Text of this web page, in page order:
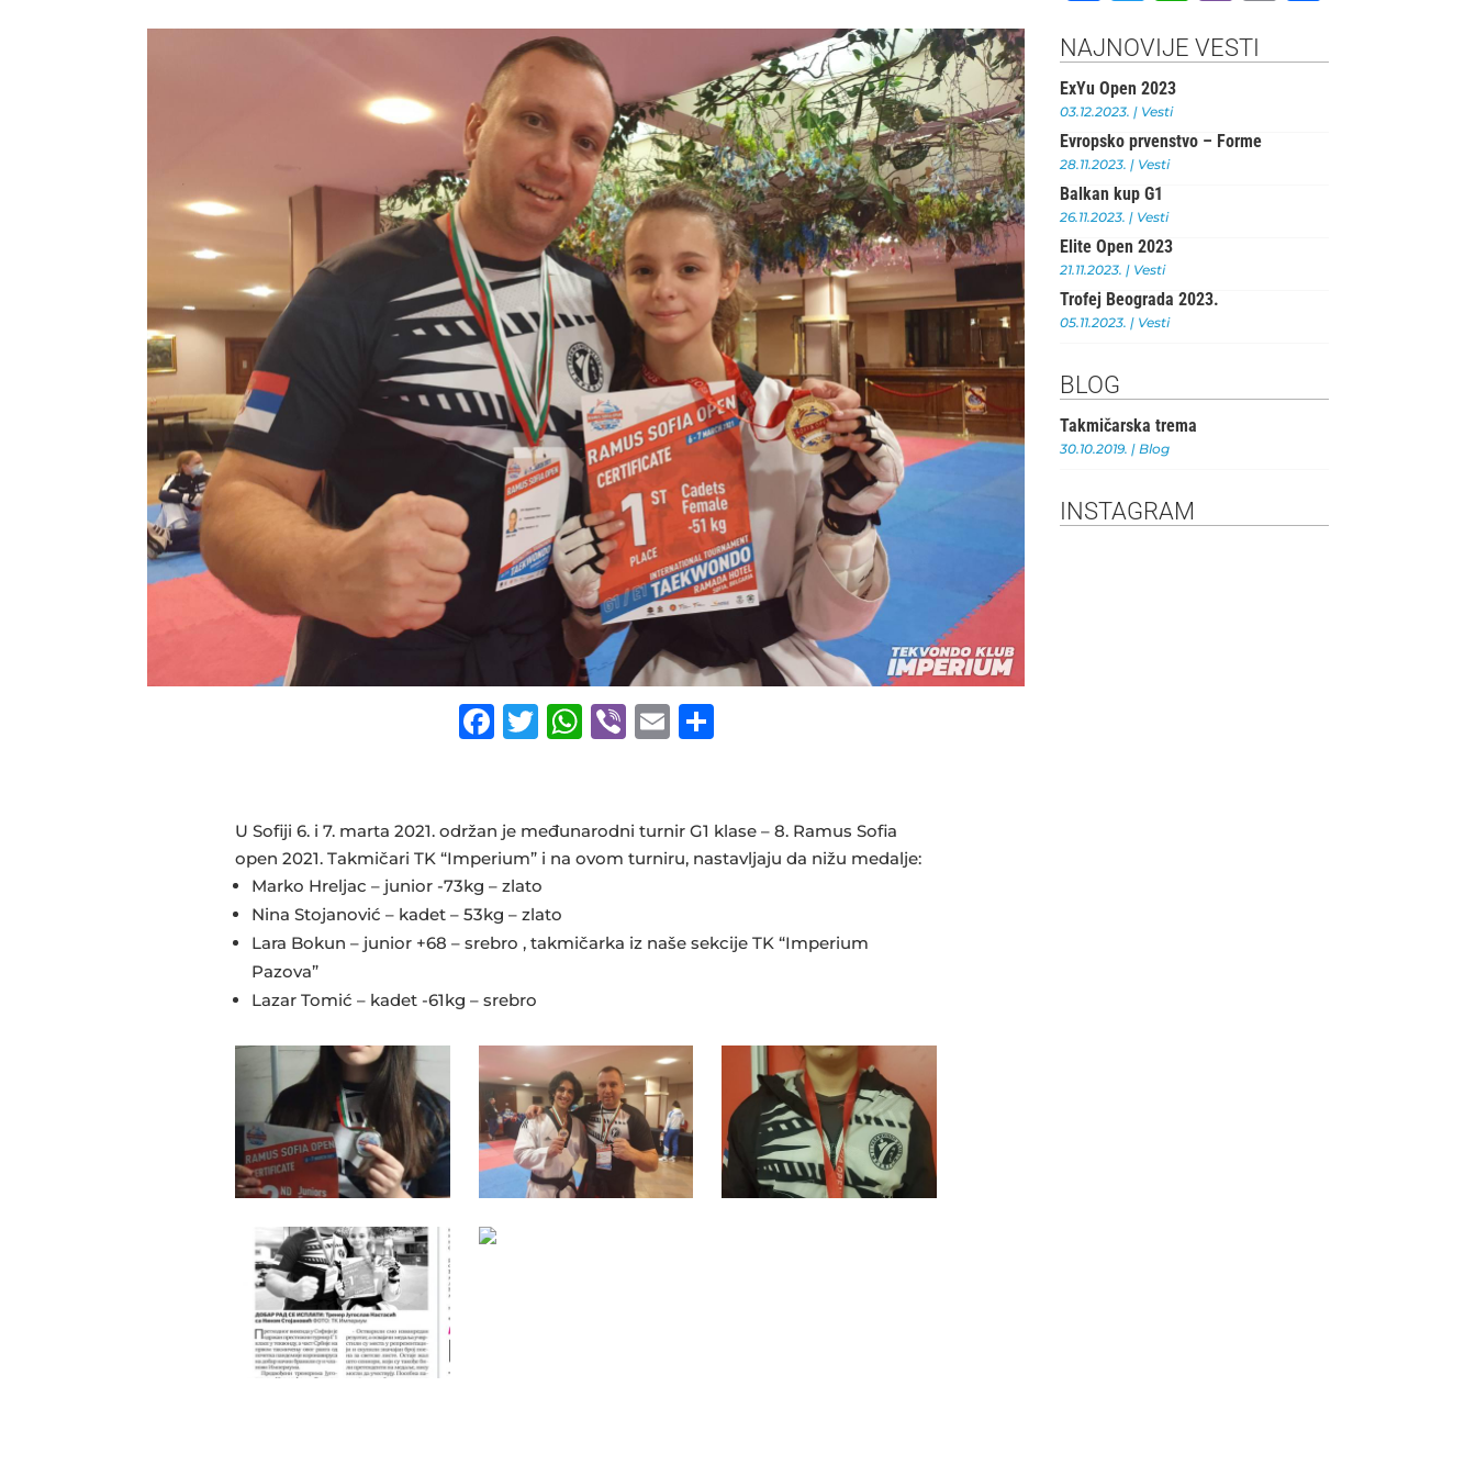
F
e
b
o
o
T
te
r
W
s
A
p
Vi
r
E
l
e
U Sofiji 6. i 7. marta 2021. održan je međunarodni turnir G1 klase – 8. Ramus Sofia
open 2021. Takmičari TK “Imperium” i na ovom turniru, nastavljaju da nižu medalje:
Marko Hreljac – junior -73kg – zlato
Nina Stojanović – kadet – 53kg – zlato
Lara Bokun – junior +68 – srebro , takmičarka iz naše sekcije TK “Imperium
Pazova”
Lazar Tomić – kadet -61kg – srebro
c
e
b
o
o
k
it
te
r
at
A
p
e ai ar
NAJNOVIJE VESTI
ExYu Open 2023
03.12.2023. | Vesti
Evropsko prvenstvo – Forme
28.11.2023. | Vesti
Balkan kup G1
26.11.2023. | Vesti
Elite Open 2023
21.11.2023. | Vesti
Trofej Beograda 2023.
05.11.2023. | Vesti
BLOG
Takmičarska trema
30.10.2019. | Blog
INSTAGRAM